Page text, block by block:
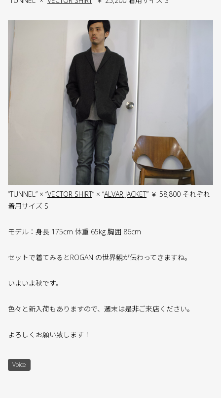
“TUNNEL” × “VECTOR SHIRT” × “ALVAR JACKET” ￥ 58,800 それぞれ
着用サイズ S
モデル：身長 175cm 体重 65kg 胸囲 86cm
セットで着てみるとROGAN の世界観が伝わってきますね。
いよいよ秋です。
色々と新入荷もありますので、週末は是非ご来店ください。
よろしくお願い致します！
Voice